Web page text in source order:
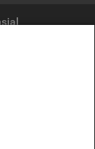
yang terdaftar di
yang
jasa keuangan yang
jawab atas tuntutan